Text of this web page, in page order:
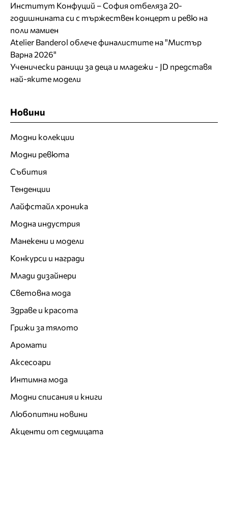
Институт Конфуций – София отбеляза 20-
годишнината си с тържествен концерт и ревю на
поли мамиен
Atelier Banderol облече финалистите на "Мистър
Варна 2026"
Ученически раници за деца и младежи - JD представя
най-яките модели
Новини
Модни колекции
Модни ревюта
Събития
Тенденции
Лайфстайл хроника
Модна индустрия
Манекени и модели
Конкурси и награди
Млади дизайнери
Световна мода
Здраве и красота
Грижи за тялото
Аромати
Аксесоари
Интимна мода
Модни списания и книги
Любопитни новини
Акценти от седмицата